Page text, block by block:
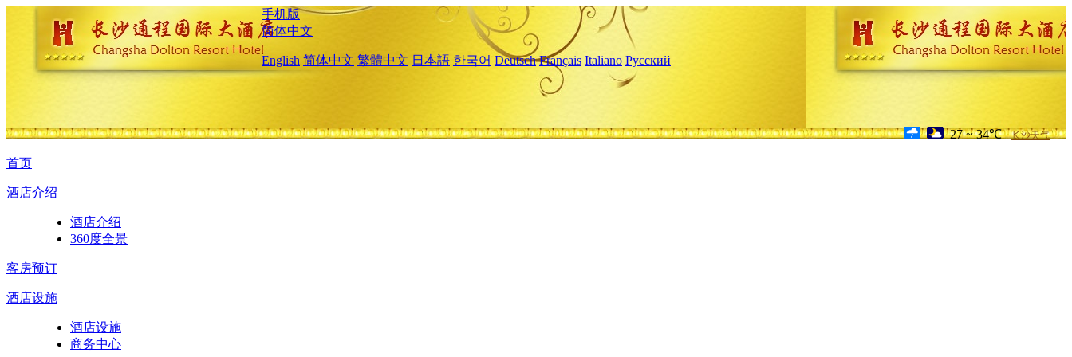
手机版
简体中文
English 简体中文 繁體中文 日本語 한국어 Deutsch Français Italiano Русский
27 ~ 34℃ 长沙天气
首页
酒店介绍
酒店介绍
360度全景
客房预订
酒店设施
酒店设施
商务中心